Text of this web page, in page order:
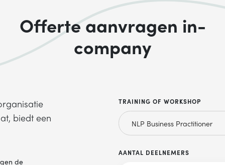
Offerte aanvragen in-
company
biedt een
de
TRAINING OF WORKSHOP
AANTAL DEELNEMERS